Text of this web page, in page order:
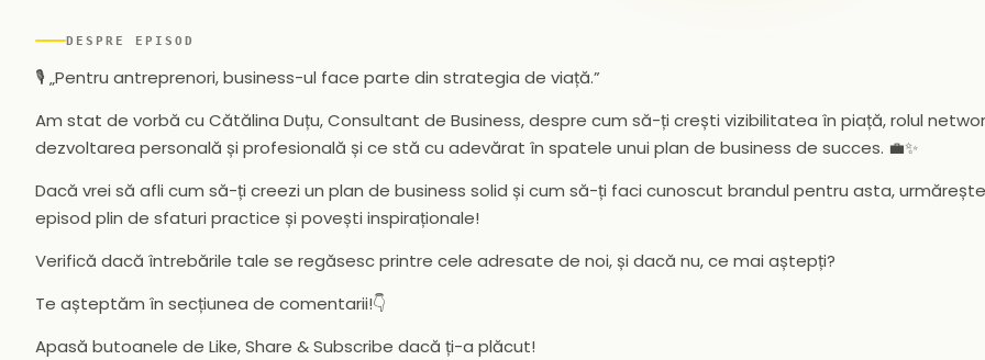
DESPRE EPISOD
🎙️ „Pentru antreprenori, business-ul face parte din strategia de viață.”
Am stat de vorbă cu Cătălina Duțu, Consultant de Business, despre cum să-ți crești vizibilitatea în piață, rolul
dezvoltarea personală și profesională și ce stă cu adevărat în spatele unui plan de business de succes. 💼✨
Dacă vrei să afli cum să-ți creezi un plan de business solid și cum să-ți faci cunoscut brandul pentru asta,
episod plin de sfaturi practice și povești inspiraționale!
Verifică dacă întrebările tale se regăsesc printre cele adresate de noi, și dacă nu, ce mai aștepți?
Te așteptăm în secțiunea de comentarii!👇
Apasă butoanele de Like, Share & Subscribe dacă ți-a plăcut!